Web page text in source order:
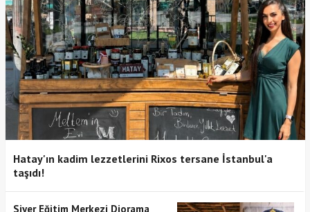
Hatay'ın kadim lezzetlerini Rixos tersane İstanbul'a
taşıdı!
Siyer Eğitim Merkezi Diorama